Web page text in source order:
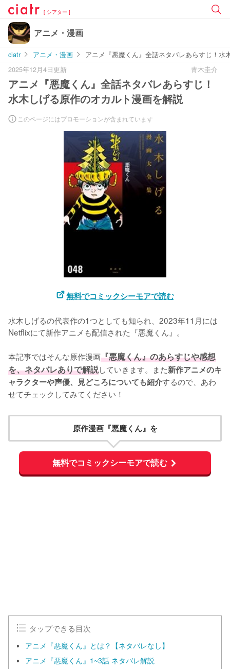
[ シアター ]
アニメ・漫画
ciatr アニメ・漫画
アニメ『悪魔くん』全話ネタバレあらすじ！水
2025年12月4日更新
青木圭介
アニメ『悪魔くん』全話ネタバレあらすじ！
水木しげる原作のオカルト漫画を解説
このページにはプロモーションが含まれています
無料でコミックシーモアで読む
水木しげるの代表作の1つとしても知られ、2023年11月には
Netflixにて新作アニメも配信された『悪魔くん』。
本記事ではそんな原作漫画『悪魔くん』のあらすじや感想
を、ネタバレありで解説していきます。また新作アニメのキ
ャラクターや声優、見どころについても紹介するので、あわ
せてチェックしてみてください！
原作漫画『悪魔くん』を
無料でコミックシーモアで読む
タップできる目次
アニメ『悪魔くん』とは？【ネタバレなし】
アニメ『悪魔くん』1~3話 ネタバレ解説